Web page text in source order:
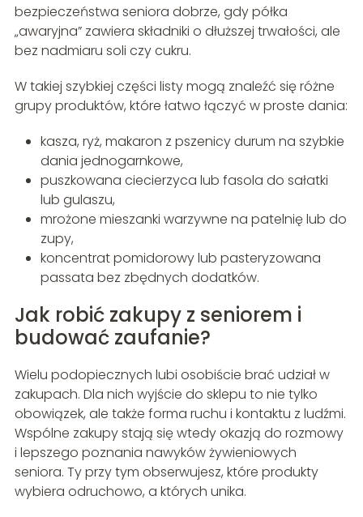
bezpieczeństwa seniora dobrze, gdy półka
„awaryjna” zawiera składniki o dłuższej trwałości, ale
bez nadmiaru soli czy cukru.
W takiej szybkiej części listy mogą znaleźć się różne
grupy produktów, które łatwo łączyć w proste dania:
kasza, ryż, makaron z pszenicy durum na szybkie
dania jednogarnkowe,
puszkowana ciecierzyca lub fasola do sałatki
lub gulaszu,
mrożone mieszanki warzywne na patelnię lub do
zupy,
koncentrat pomidorowy lub pasteryzowana
passata bez zbędnych dodatków.
Jak robić zakupy z seniorem i
budować zaufanie?
Wielu podopiecznych lubi osobiście brać udział w
zakupach. Dla nich wyjście do sklepu to nie tylko
obowiązek, ale także forma ruchu i kontaktu z ludźmi.
Wspólne zakupy stają się wtedy okazją do rozmowy
i lepszego poznania nawyków żywieniowych
seniora. Ty przy tym obserwujesz, które produkty
wybiera odruchowo, a których unika.